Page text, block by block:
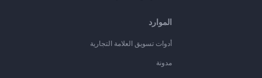
الموارد
أدوات تسويق العلامة التجارية
مدونة